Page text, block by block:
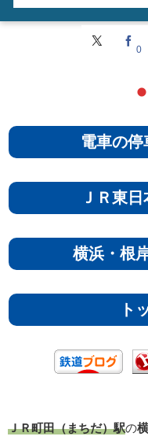
0
電車の
ＪＲ東
横浜・根
ト
ＪＲ町田（まちだ）駅の